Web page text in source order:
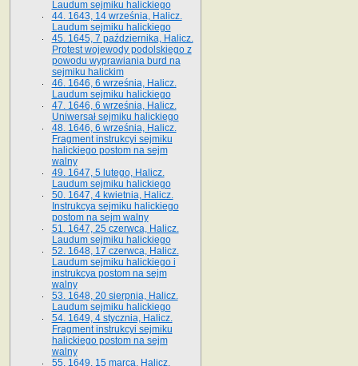
Laudum sejmiku halickiego
44. 1643, 14 września, Halicz.
Laudum sejmiku halickiego
45. 1645, 7 października, Halicz.
Protest wojewody podolskiego z
powodu wyprawiania burd na
sejmiku halickim
46. 1646, 6 września, Halicz.
Laudum sejmiku halickiego
47. 1646, 6 września, Halicz.
Uniwersał sejmiku halickiego
48. 1646, 6 września, Halicz.
Fragment instrukcyi sejmiku
halickiego postom na sejm
walny
49. 1647, 5 lutego, Halicz.
Laudum sejmiku halickiego
50. 1647, 4 kwietnia, Halicz.
Instrukcya sejmiku halickiego
postom na sejm walny
51. 1647, 25 czerwca, Halicz.
Laudum sejmiku halickiego
52. 1648, 17 czerwca, Halicz.
Laudum sejmiku halickiego i
instrukcya postom na sejm
walny
53. 1648, 20 sierpnia, Halicz.
Laudum sejmiku halickiego
54. 1649, 4 stycznia, Halicz.
Fragment instrukcyi sejmiku
halickiego postom na sejm
walny
55. 1649, 15 marca, Halicz.